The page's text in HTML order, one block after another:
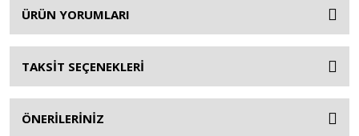
ÜRÜN YORUMLARI
TAKSİT SEÇENEKLERİ
ÖNERİLERİNİZ